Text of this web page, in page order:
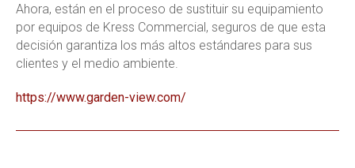
Ahora, están en el proceso de sustituir su equipamiento
por equipos de Kress Commercial, seguros de que esta
decisión garantiza los más altos estándares para sus
clientes y el medio ambiente.
https://www.garden-view.com/